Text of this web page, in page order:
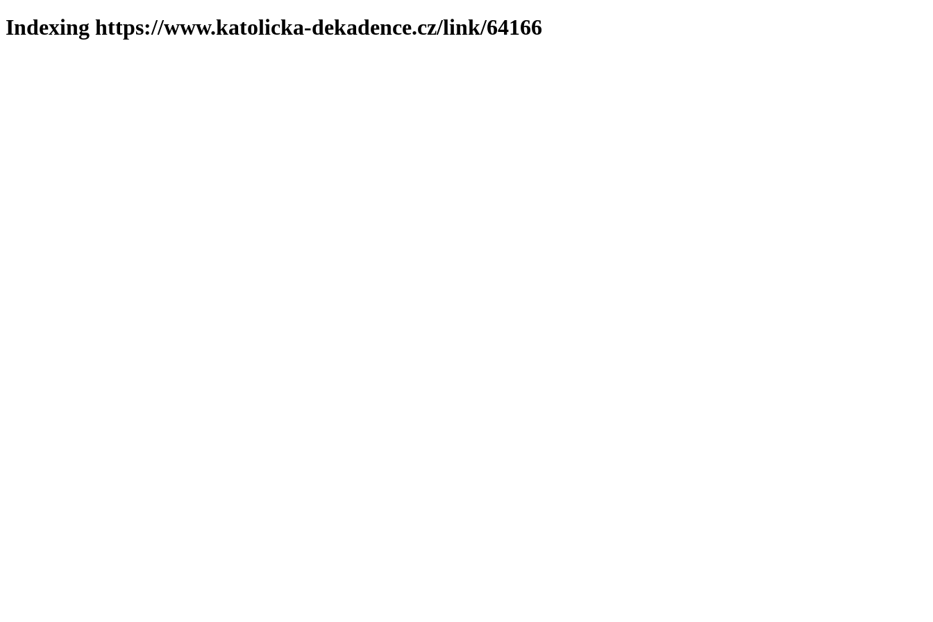
Indexing https://www.katolicka-dekadence.cz/link/64166